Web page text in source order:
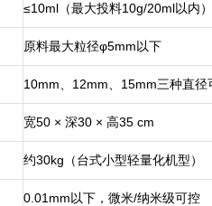
≤10ml（最大投料10g/20ml以内）
原料最大粒径φ5mm以下
10mm、12mm、15mm三种直径
宽50 × 深30 × 高35 cm
约30kg（台式小型轻量化机型）
0.01mm以下，微米/纳米级可控